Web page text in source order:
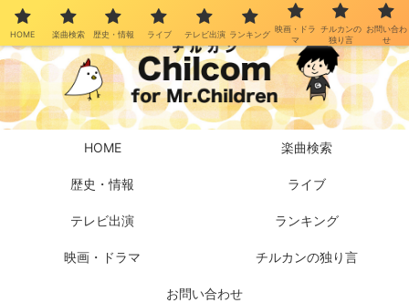
HOME 楽曲検索
歴史・情報 ライブ
テレビ出演 ランキング
映画・ドラマ チルカンの独り言
お問い合わせ
HOME 楽曲検索 歴史・情報 ライブ テレビ出演 ランキング
映画・ドラ
マ
チルカンの
独り言
お問い合わ
せ